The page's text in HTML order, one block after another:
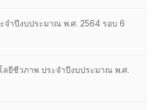
จำปีงบประมาณ พ.ศ. 2564 รอบ 6
ลยีชีวภาพ ประจำปีงบประมาณ พ.ศ.